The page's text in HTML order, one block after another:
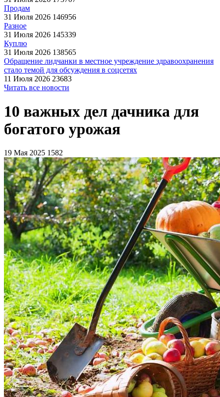
Продам
31 Июля 2026 146956
Разное
31 Июля 2026 145339
Куплю
31 Июля 2026 138565
Обращение лидчанки в местное учреждение здравоохранения
стало темой для обсуждения в соцсетях
11 Июля 2026 23683
Читать все новости
10 важных дел дачника для
богатого урожая
19 Мая 2025 1582